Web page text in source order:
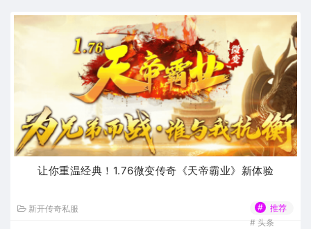
让你重温经典！1.76微变传奇《天帝霸业》新体验
新开传奇私服 #
推荐
# 头条